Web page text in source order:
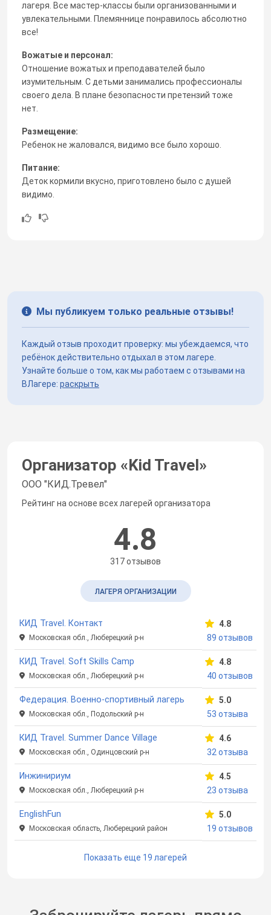
лагеря. Все мастер-классы были организованными и
увлекательными. Племяннице понравилось абсолютно
все!
Вожатые и персонал:
Отношение вожатых и преподавателей было
изумительным. С детьми занимались профессионалы
своего дела. В плане безопасности претензий тоже
нет.
Размещение:
Ребенок не жаловался, видимо все было хорошо.
Питание:
Деток кормили вкусно, приготовлено было с душей
видимо.
Мы публикуем только реальные отзывы!
Каждый отзыв проходит проверку: мы убеждаемся, что
ребёнок действительно отдыхал в этом лагере.
Узнайте больше о том, как мы работаем с отзывами на
ВЛагере: раскрыть
Организатор «Kid Travel»
ООО "КИД.Тревел"
Рейтинг на основе всех лагерей организатора
4.8
317 отзывов
ЛАГЕРЯ ОРГАНИЗАЦИИ
КИД Travel. Контакт
Московская обл., Люберецкий р-н
4.8
89 отзывов
КИД Travel. Soft Skills Camp
Московская обл., Люберецкий р-н
4.8
40 отзывов
Федерация. Военно-спортивный лагерь
Московская обл., Подольский р-н
5.0
53 отзыва
КИД Travel. Summer Dance Village
Московская обл., Одинцовский р-н
4.6
32 отзыва
Инжинириум
Московская обл., Люберецкий р-н
4.5
23 отзыва
EnglishFun
Московская область, Люберецкий район
5.0
19 отзывов
Показать еще 19 лагерей